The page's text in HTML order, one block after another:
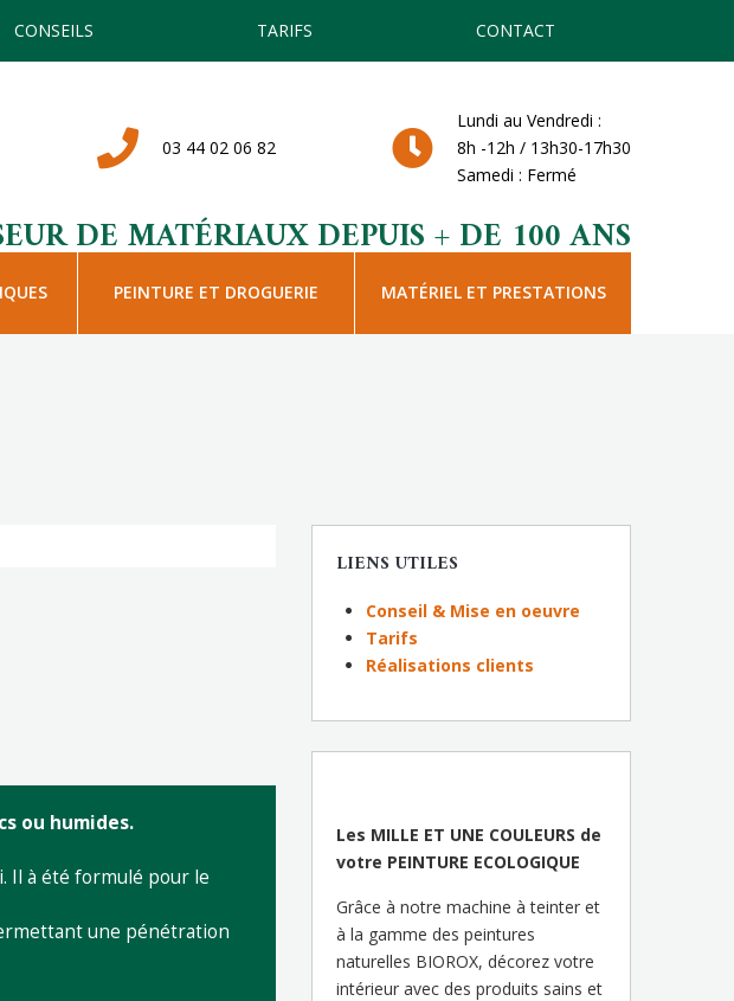
CONSEILS TARIFS CONTACT
03 44 02 06 82
Lundi au Vendredi :
8h -12h / 13h30-17h30
Samedi : Fermé
DE MATÉRIAUX DEPUIS + DE 100 ANS
PEINTURE ET DROGUERIE MATÉRIEL ET PRESTATIONS
ou humides.
Il à été formulé pour le
une pénétration
LIENS UTILES
Conseil & Mise en oeuvre
Tarifs
Réalisations clients
Les MILLE ET UNE COULEURS de
votre PEINTURE ECOLOGIQUE
Grâce à notre machine à teinter et
à la gamme des peintures
naturelles BIOROX, décorez votre
intérieur avec des produits sains et